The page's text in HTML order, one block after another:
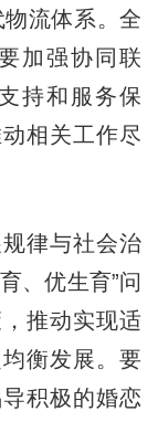
流体系。全
加强协同联
持和服务保
相关工作尽
律与社会治
、优生育”问
推动实现适
衡发展。要
积极的婚恋